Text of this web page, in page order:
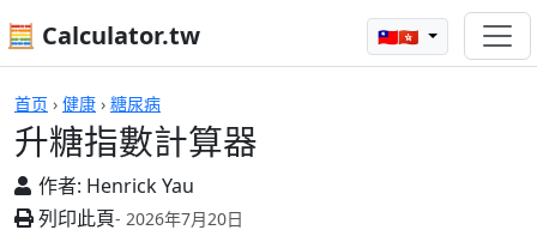
🧮 Calculator.tw 🇹🇼🇭🇰
首页 › 健康 › 糖尿病
升糖指數計算器
作者: Henrick Yau
列印此頁- 2026年7月20日
計算機